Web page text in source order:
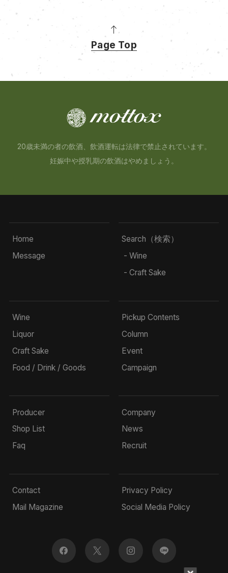
Page Top
20歳未満の者の飲酒、飲酒運転は法律で禁止されています。
妊娠中や授乳期の飲酒はやめましょう。
Home
Message
Search（検索）
- Wine
- Craft Sake
Wine
Liquor
Craft Sake
Food / Drink / Goods
Pickup Contents
Column
Event
Campaign
Producer
Shop List
Faq
Company
News
Recruit
Contact
Mail Magazine
Privacy Policy
Social Media Policy